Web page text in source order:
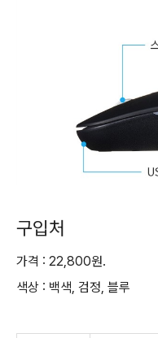
구입처
가격 : 22,800원.
색상 : 백색, 검정, 블루